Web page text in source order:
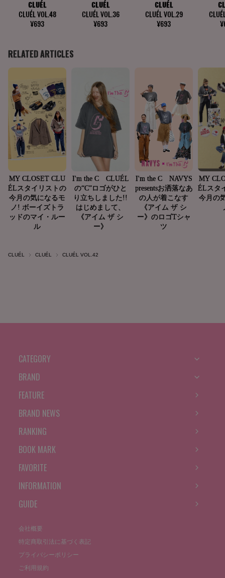
CLUÉL CLUÉL CLUÉL VOL.42
CATEGORY
BRAND
FEATURE
BRAND NEWS
RANKING
BOOK MARK
FAVORITE
INFORMATION
GUIDE
会社概要
特定商取引法に基づく表記
プライバシーポリシー
ご利用規約